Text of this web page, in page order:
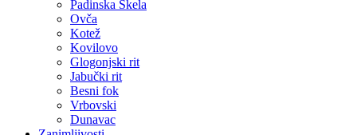
Padinska Skela
Ovča
Kotež
Kovilovo
Glogonjski rit
Jabučki rit
Besni fok
Vrbovski
Dunavac